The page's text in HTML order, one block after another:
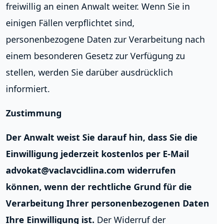
freiwillig an einen Anwalt weiter. Wenn Sie in
einigen Fällen verpflichtet sind,
personenbezogene Daten zur Verarbeitung nach
einem besonderen Gesetz zur Verfügung zu
stellen, werden Sie darüber ausdrücklich
informiert.
Zustimmung
Der Anwalt weist Sie darauf hin, dass Sie die
Einwilligung jederzeit kostenlos per E-Mail
advokat@vaclavcidlina.com widerrufen
können, wenn der rechtliche Grund für die
Verarbeitung Ihrer personenbezogenen Daten
Ihre Einwilligung ist. Der Widerruf der